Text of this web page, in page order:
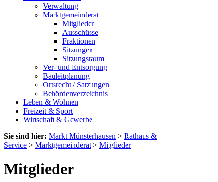
Verwaltung
Marktgemeinderat
Mitglieder
Ausschüsse
Fraktionen
Sitzungen
Sitzungsraum
Ver- und Entsorgung
Bauleitplanung
Ortsrecht / Satzungen
Behördenverzeichnis
Leben & Wohnen
Freizeit & Sport
Wirtschaft & Gewerbe
Sie sind hier: Markt Münsterhausen > Rathaus &
Service > Marktgemeinderat > Mitglieder
Mitglieder